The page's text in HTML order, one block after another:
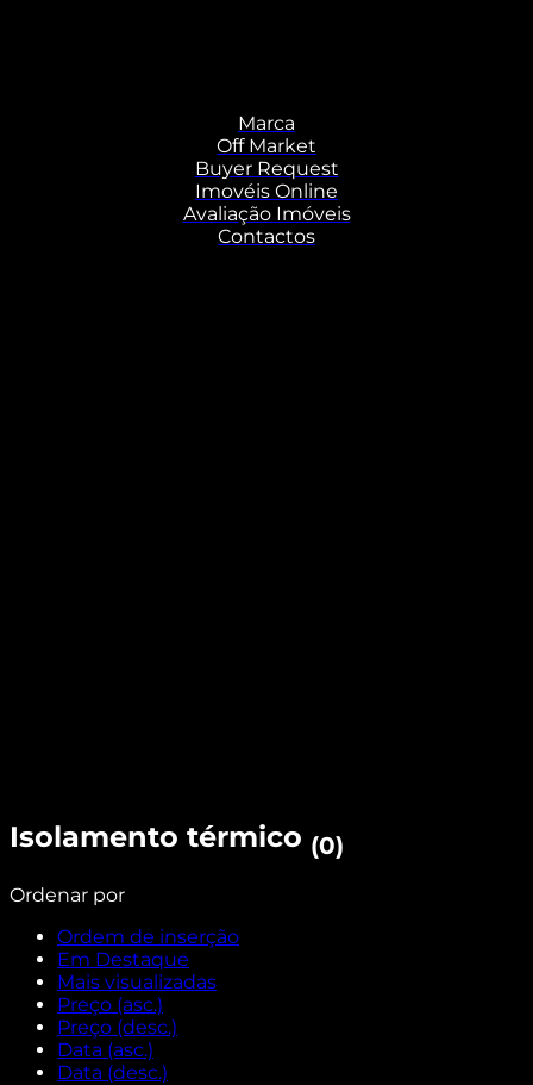
Marca
Off Market
Buyer Request
Imovéis Online
Avaliação Imóveis
Contactos
Isolamento térmico (0)
Ordenar por
Ordem de inserção
Em Destaque
Mais visualizadas
Preço (asc.)
Preço (desc.)
Data (asc.)
Data (desc.)